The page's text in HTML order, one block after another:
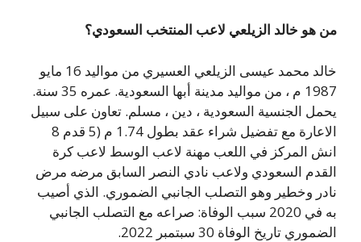
من هو خالد الزيلعي لاعب المنتخب السعودي؟
خالد محمد عيسى الزيلعي العسيري من مواليد 16 مايو
1987 م ، من مواليد مدينة أبها السعودية. عمره 35 سنة.
يحمل الجنسية السعودية ، دين ، مسلم. تعاون على سبيل
الاعارة مع تفضيل شراء عقد بطول 1.74 م (5 قدم 8
انش المركز في اللعب مهنة لاعب الوسط لاعب كرة
القدم السعودي ولاعب نادي النصر السابق مرضه مرض
نادر وخطير وهو التصلب الجانبي الضموري. الذي أصيب
به في 2020 سبب الوفاة: صراعه مع التصلب الجانبي
الضموري تاريخ الوفاة 30 سبتمبر 2022.